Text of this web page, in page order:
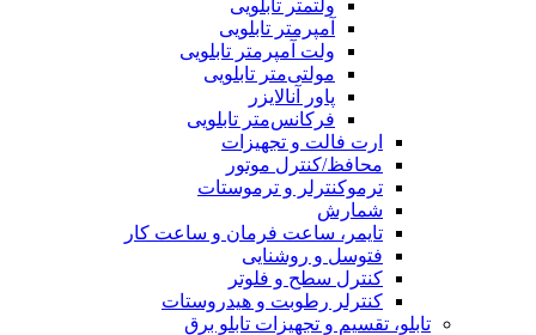
ولتمتر تابلویی
آمپرمتر تابلویی
ولت آمپرمتر تابلویی
مولتی‌متر تابلویی
پاور آنالایزر
فرکانس‌متر تابلویی
ارت فالت و تجهیزات
محافظ/کنترل موتور
ترموکنترلر و ترموستات
شمارش
تایمر، ساعت فرمان و ساعت کار
فتوسل و روشنایی
کنترل سطح و فلوتر
کنترلر رطوبت و هیدروستات
تابلو، تقسیم و تجهیزات تابلو برق